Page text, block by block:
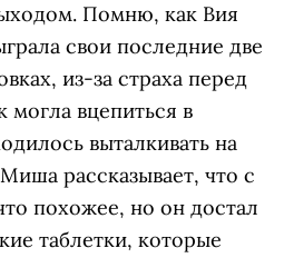
Помню, как Вия
свои последние две
из-за страха перед
могла вцепиться в
выталкивать на
рассказывает, что с
похожее, но он достал
таблетки, которые